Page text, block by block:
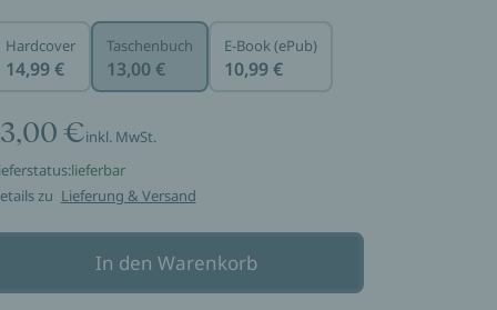
Hardcover
14,99 €
Taschenbuch
13,00 €
E-Book (ePub)
10,99 €
€inkl. MwSt.
lieferbar
zu Lieferung & Versand
In den Warenkorb